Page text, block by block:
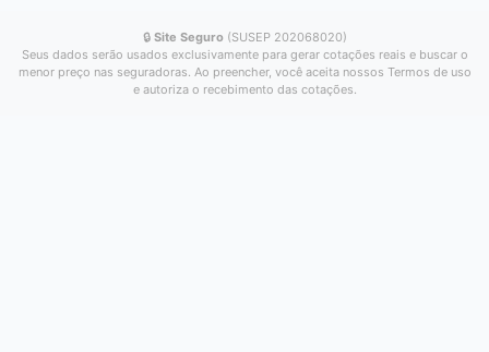
🔒 Site Seguro (SUSEP 202068020)
Seus dados serão usados exclusivamente para gerar cotações reais e buscar o
menor preço nas seguradoras. Ao preencher, você aceita nossos Termos de uso
e autoriza o recebimento das cotações.